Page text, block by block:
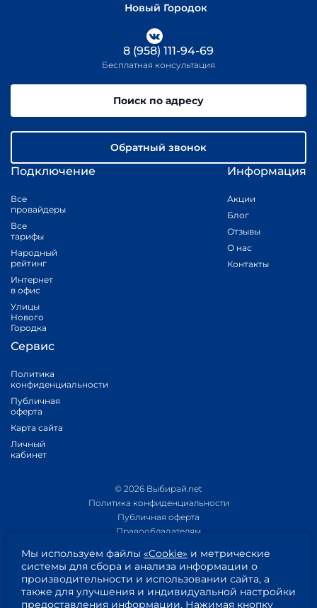
Новый Городок
Подключение
Все
провайдеры
Все
тарифы
Народный
рейтинг
Интернет
в офис
Улицы
Нового
Городка
Информация
Акции
Блог
Отзывы
О нас
Контакты
Сервис
Политика
конфиденциальности
Публичная
оферта
Карта сайта
Личный
кабинет
8 (958) 111-94-69
Бесплатная консультация
Поиск по адресу
Обратный звонок
© 2026 Выбирай.net
Политика конфиденциальности
Публичная оферта
Правообладателям
Приложение 1
Приложение 2
Пользовательское соглашение
Согласие на обработку персональных данных
Мы используем файлы «Cookie» и метрические
системы для сбора и анализа информации о
производительности и использовании сайта, а
также для улучшения и индивидуальной настройки
предоставления информации. Нажимая кнопку